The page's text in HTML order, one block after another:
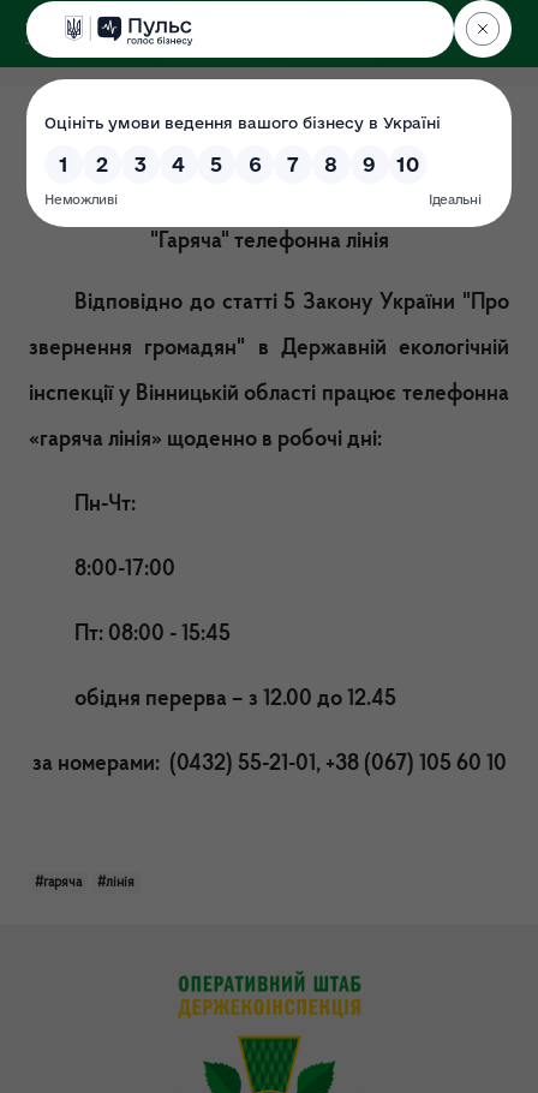
ДЕРЖЕКОІНСПЕКЦІЯ
у Вінницькій області
Гаряча лінія
"Гаряча" телефонна лінія
Відповідно до статті 5 Закону України "Про
звернення громадян" в Державній екологічній
інспекції у Вінницькій області працює телефонна
«гаряча лінія» щоденно в робочі дні:
Пн-Чт:
8:00-17:00
Пт: 08:00 - 15:45
обідня перерва – з 12.00 до 12.45
за номерами: (0432) 55-21-01, +38 (067) 105 60 10
#гаряча #лінія